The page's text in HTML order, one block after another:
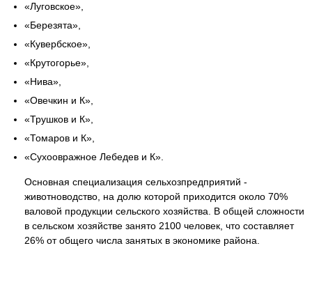
«Луговское»,
«Березята»,
«Кувербское»,
«Крутогорье»,
«Нива»,
«Овечкин и К»,
«Трушков и К»,
«Томаров и К»,
«Сухоовражное Лебедев и К».
Основная специализация сельхозпредприятий -
животноводство, на долю которой приходится около 70%
валовой продукции сельского хозяйства. В общей сложности
в сельском хозяйстве занято 2100 человек, что составляет
26% от общего числа занятых в экономике района.